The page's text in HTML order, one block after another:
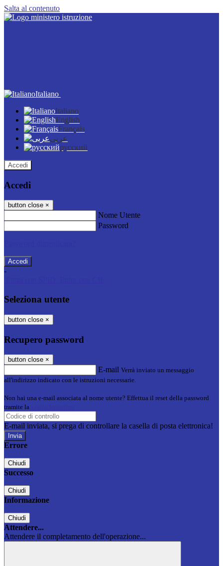
Salta al contenuto
Italiano
Italiano
English
Français
عربى
русский
Accedi
Accedi
button close ×
Nome Utente
Password
-
Seleziona utente
button close ×
Recupero password
button close ×
E-mail Verrà inviato un messaggio
all'indirizzo indicato con le istruzioni necessarie.
Non hai una e-mail associata al nome utente? Effettua il reset della password
tramite la
E-mail inviata, si prega di controllare la casella di posta elettronica!
Errore
Chiudi
Successo
Chiudi
Informazione
Chiudi
Attendere...
Attendere il completamento dell'operazione...